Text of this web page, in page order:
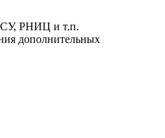
РНИЦ и т.п.
дополнительных